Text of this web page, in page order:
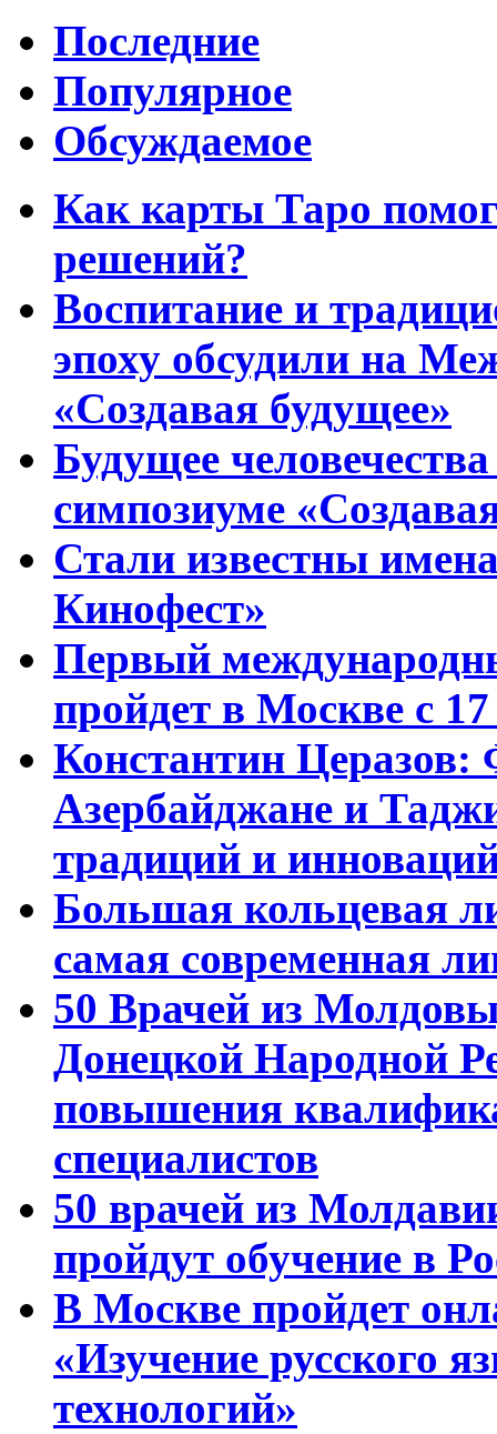
Последние
Популярное
Обсуждаемое
Как карты Таро
решений?
Воспитание и
эпоху обсудили на
«Создавая будущее»
Будущее
симпозиуме
Стали известны
Кинофест»
Первый
пройдет в Москве с
Константин Церазов:
Азербайджане и
традиций и
Большая кольцевая
самая современная
50 Врачей из
Донецкой Народной
повышения
специалистов
50 врачей из
пройдут обучение в
В Москве пройдет
«Изучение русского
технологий»